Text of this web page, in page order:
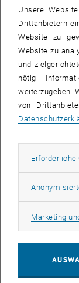
Intervention
erkennen, zu
grundlegenden
Behandlung hin
Im neuen
die zentrale
Doktoranden.
Das Hauptziel des
Anwendung in
Geräten, die
physiologische
diesem
und
medizinischen
vernetzt und
Unsere
Drittanbietern
Website zu
Website zu
und
nötig
weiterzugeben.
von
Erforderliche
Marketing